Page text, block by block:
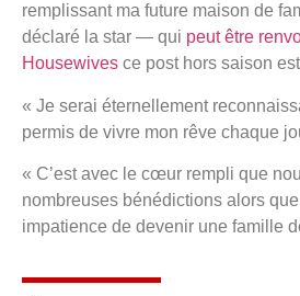
remplissant ma future maison de
déclaré la star — qui peut être
Housewives ce post hors saison
« Je serai éternellement
permis de vivre mon rêve chaque
« C’est avec le cœur rempli que
nombreuses bénédictions alors
impatience de devenir une famille